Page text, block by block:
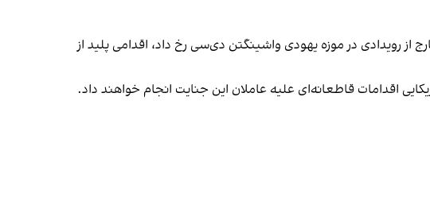
از رویدادی در موزه یهودی واشینگتن دی‌سی رخ داد، اقدامی پلید از
اقدامات قاطعانه‌ای علیه عاملان این جنایت انجام خواهند داد.